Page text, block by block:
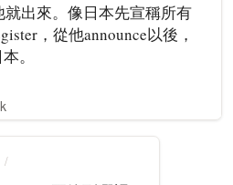
出來。像日本先宣稱所有
，從他announce以後，
。